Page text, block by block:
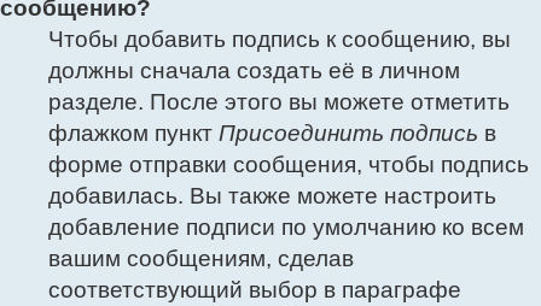
сообщению?
Чтобы добавить подпись к сообщению, вы
должны сначала создать её в личном
разделе. После этого вы можете отметить
флажком пункт Присоединить подпись в
форме отправки сообщения, чтобы подпись
добавилась. Вы также можете настроить
добавление подписи по умолчанию ко всем
вашим сообщениям, сделав
соответствующий выбор в параграфе